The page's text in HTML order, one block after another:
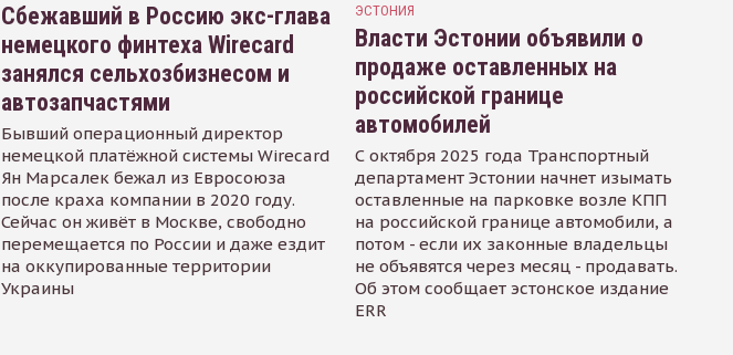
Сбежавший в Россию экс-глава
немецкого финтеха Wirecard
занялся сельхозбизнесом и
автозапчастями
Бывший операционный директор
немецкой платёжной системы Wirecard
Ян Марсалек бежал из Евросоюза
после краха компании в 2020 году.
Сейчас он живёт в Москве, свободно
перемещается по России и даже ездит
на оккупированные территории
Украины
ЭСТОНИЯ
Власти Эстонии объявили о
продаже оставленных на
российской границе
автомобилей
С октября 2025 года Транспортный
департамент Эстонии начнет изымать
оставленные на парковке возле КПП
на российской границе автомобили, а
потом - если их законные владельцы
не объявятся через месяц - продавать.
Об этом сообщает эстонское издание
ERR